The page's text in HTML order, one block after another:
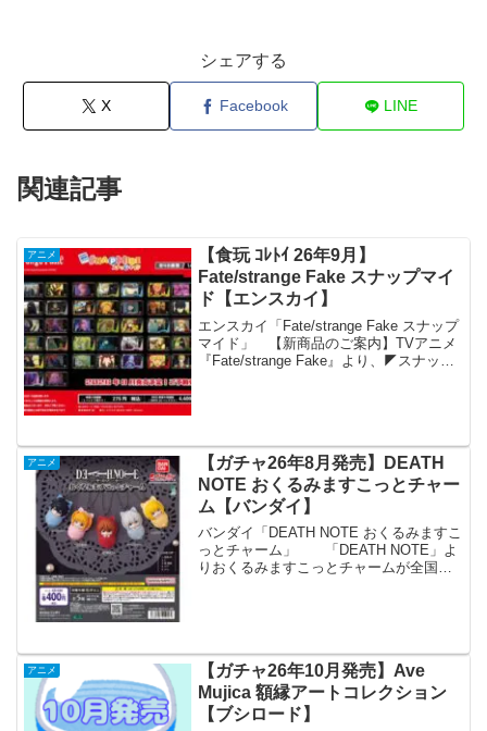
シェアする
X Facebook LINE
関連記事
アニメ
【食玩 ｺﾚﾄｲ 26年9月】
Fate/strange Fake スナップマイ
ド【エンスカイ】
エンスカイ「Fate/strange Fake スナップ
マイド」 【新商品のご案内】TVアニメ
『Fate/strange Fake』より、◤スナップ
アニメ
【ガチャ26年8月発売】DEATH
NOTE おくるみますこっとチャー
ム【バンダイ】
バンダイ「DEATH NOTE おくるみますこ
っとチャーム」 「DEATH NOTE」よ
りおくるみますこっとチャームが全国の
アニメ
【ガチャ26年10月発売】Ave
Mujica 額縁アートコレクション
【ブシロード】